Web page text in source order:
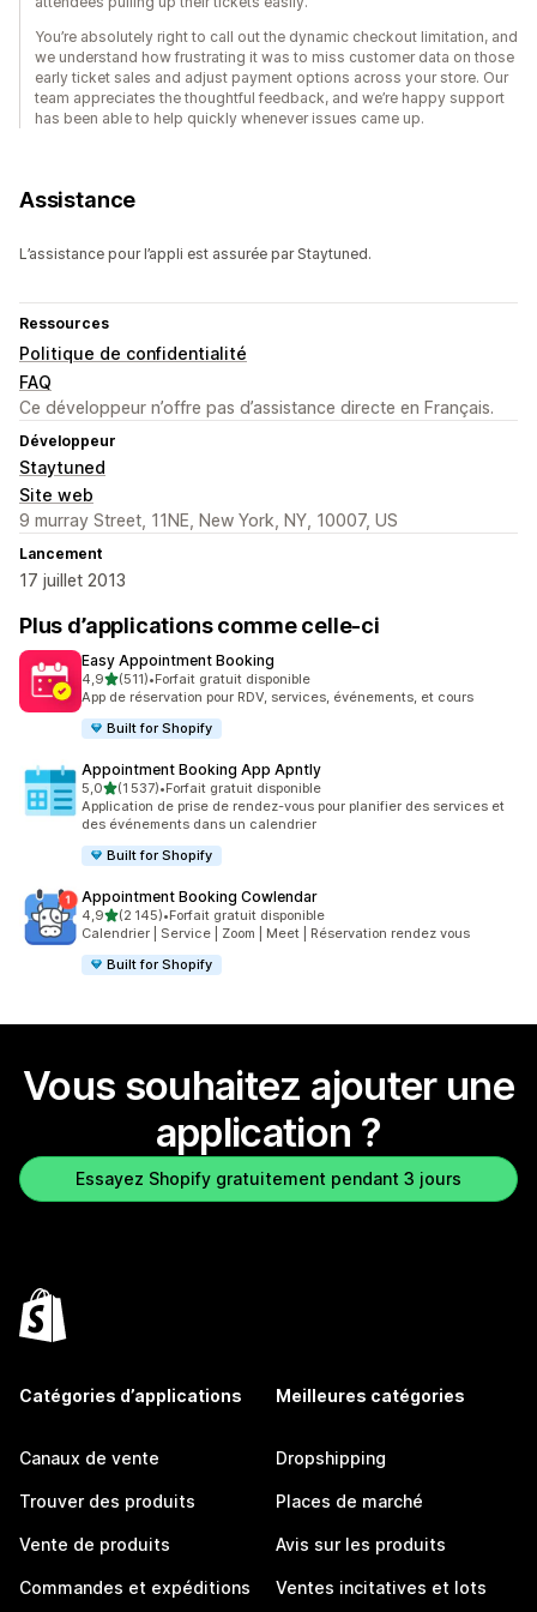
You’re absolutely right to call out the dynamic checkout limitation, and
we understand how frustrating it was to miss customer data on those
early ticket sales and adjust payment options across your store. Our
team appreciates the thoughtful feedback, and we’re happy support
has been able to help quickly whenever issues came up.
Assistance
L’assistance pour l’appli est assurée par Staytuned.
Ressources
Politique de confidentialité
FAQ
Ce développeur n’offre pas d’assistance directe en Français.
Développeur
Staytuned
Site web
9 murray Street, 11NE, New York, NY, 10007, US
Lancement
17 juillet 2013
Plus d’applications comme celle-ci
Easy Appointment Booking
4,9étoile(s) sur 5
(511)
511 avis au total
•Forfait gratuit disponible
App de réservation pour RDV, services, événements, et cours
Built for Shopify
Appointment Booking App Apntly
5,0étoile(s) sur 5
(1 537)
1537 avis au total
•Forfait gratuit disponible
Application de prise de rendez-vous pour planifier des services et
des événements dans un calendrier
Built for Shopify
Appointment Booking Cowlendar
4,9étoile(s) sur 5
(2 145)
2145 avis au total
•Forfait gratuit disponible
Calendrier | Service | Zoom | Meet | Réservation rendez vous
Built for Shopify
Vous souhaitez ajouter une
application ?
Essayez Shopify gratuitement pendant 3 jours
Catégories d’applications
Canaux de vente
Trouver des produits
Vente de produits
Commandes et expéditions
Meilleures catégories
Dropshipping
Places de marché
Avis sur les produits
Ventes incitatives et lots